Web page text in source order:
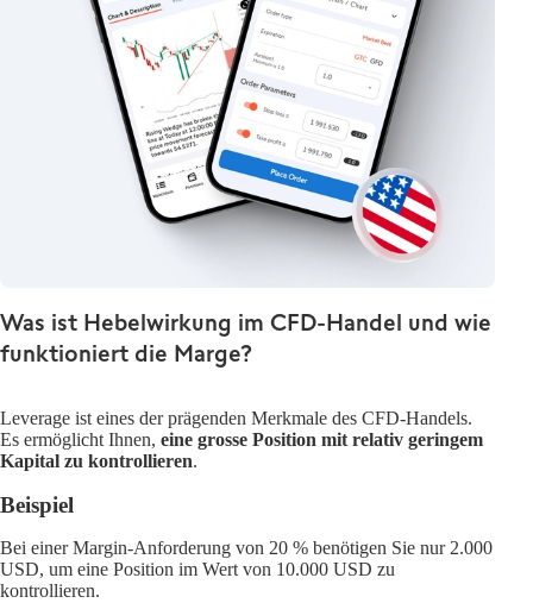
Was ist Hebelwirkung im CFD-Handel und wie
funktioniert die Marge?
Leverage ist eines der prägenden Merkmale des CFD-Handels.
Es ermöglicht Ihnen, eine grosse Position mit relativ geringem
Kapital zu kontrollieren.
Beispiel
Bei einer Margin-Anforderung von 20 % benötigen Sie nur 2.000
USD, um eine Position im Wert von 10.000 USD zu
kontrollieren.